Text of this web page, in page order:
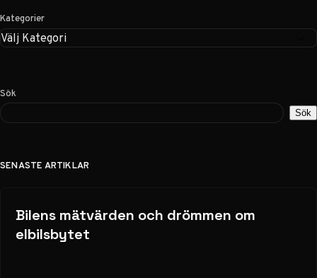
Kategorier
Sök
Sök
SENASTE ARTIKLAR
Bilens mätvärden och drömmen om
elbilsbytet